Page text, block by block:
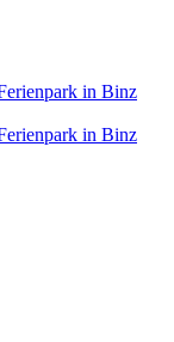
in Binz
in Binz